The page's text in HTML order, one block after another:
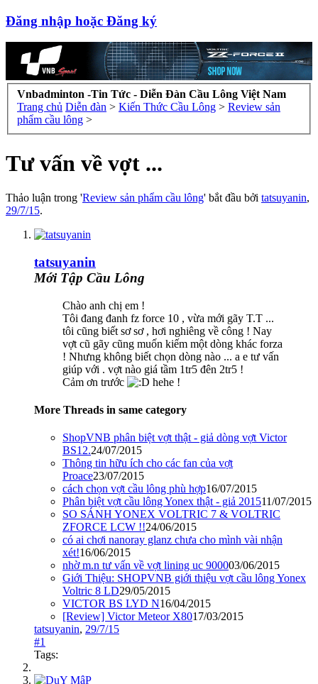
Đăng nhập hoặc Đăng ký
Vnbadminton -Tin Tức - Diễn Đàn Cầu Lông Việt Nam
Trang chủ Diễn đàn > Kiến Thức Cầu Lông > Review sản
phẩm cầu lông >
Tư vấn về vợt ...
Thảo luận trong 'Review sản phẩm cầu lông' bắt đầu bởi tatsuyanin,
29/7/15.
tatsuyanin
Mới Tập Cầu Lông
Chào anh chị em !
Tôi đang đanh fz force 10 , vừa mới gãy T.T ...
tôi cũng biết sơ sơ , hơi nghiêng về công ! Nay
vợt cũ gãy cũng muốn kiếm một dòng khác forza
! Nhưng không biết chọn dòng nào ... a e tư vấn
giúp với . vợt nào giá tầm 1tr5 đên 2tr5 !
Cảm ơn trước
hehe !
More Threads in same category
ShopVNB phân biệt vợt thật - giả dòng vợt Victor
BS12.24/07/2015
Thông tin hữu ích cho các fan của vợt
Proace23/07/2015
cách chọn vợt cầu lông phù hợp16/07/2015
Phân biệt vợt cầu lông Yonex thật - giả 201511/07/2015
SO SÁNH YONEX VOLTRIC 7 & VOLTRIC
ZFORCE LCW !!24/06/2015
có ai chơi nanoray glanz chưa cho mình vài nhận
xét!16/06/2015
nhờ m.n tư vấn về vợt lining uc 900003/06/2015
Giới Thiệu: SHOPVNB giới thiệu vợt cầu lông Yonex
Voltric 8 LD29/05/2015
VICTOR BS LYD N16/04/2015
[Review] Victor Meteor X8017/03/2015
tatsuyanin, 29/7/15
#1
Tags: